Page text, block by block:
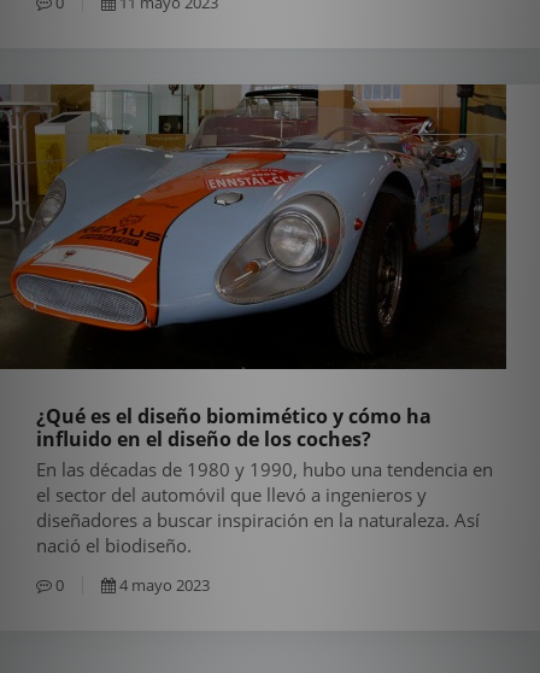
¿Qué es el diseño biomimético y cómo ha
influido en el diseño de los coches?
En las décadas de 1980 y 1990, hubo una tendencia en
el sector del automóvil que llevó a ingenieros y
diseñadores a buscar inspiración en la naturaleza. Así
nació el biodiseño.
0 4 mayo 2023